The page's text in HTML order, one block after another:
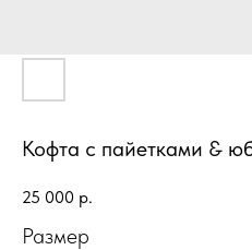
Кофта с пайетками &
25 000 р.
Размер